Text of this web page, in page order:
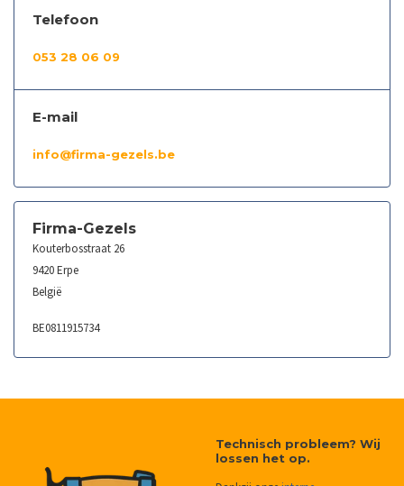
Telefoon
053 28 06 09
E-mail
info@firma-gezels.be
Firma-Gezels
Kouterbosstraat 26
9420 Erpe
België
BE0811915734
Technisch probleem? Wij
lossen het op.